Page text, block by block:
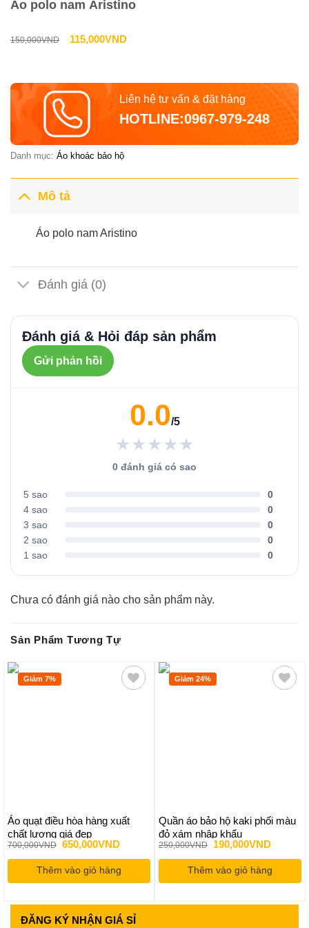
Áo polo nam Aristino
150,000VND
Giá
là:
150,000VND.
115,000VNDGiá
tại
là:
115,000VND.
Liên hệ tư vấn & đặt hàng
HOTLINE:0967-979-248
Danh mục: Áo khoác bảo hộ
Mô tả
Áo polo nam Aristino
Đánh giá (0)
Đánh giá & Hỏi đáp sản phẩm
Gửi phản hồi
0.0/5
★★★★★
0 đánh giá có sao
5 sao
0
4 sao
0
3 sao
0
2 sao
0
1 sao
0
Chưa có đánh giá nào cho sản phẩm này.
Sản Phẩm Tương Tự
Giảm 7%
Áo quạt điều hòa hàng xuất
chất lượng giá đẹp
700,000VND Giá
là:
700,000VND.
650,000VNDGiá
tại
là:
650,000VND.
Thêm vào giỏ hàng
Giảm 24%
Quần áo bảo hộ kaki phối màu
đỏ xám nhập khẩu
250,000VND
Giá
là:
250,000VND.
190,000VNDGiá
tại
là:
Thêm vào giỏ hàng
ĐĂNG KÝ NHẬN GIÁ SỈ